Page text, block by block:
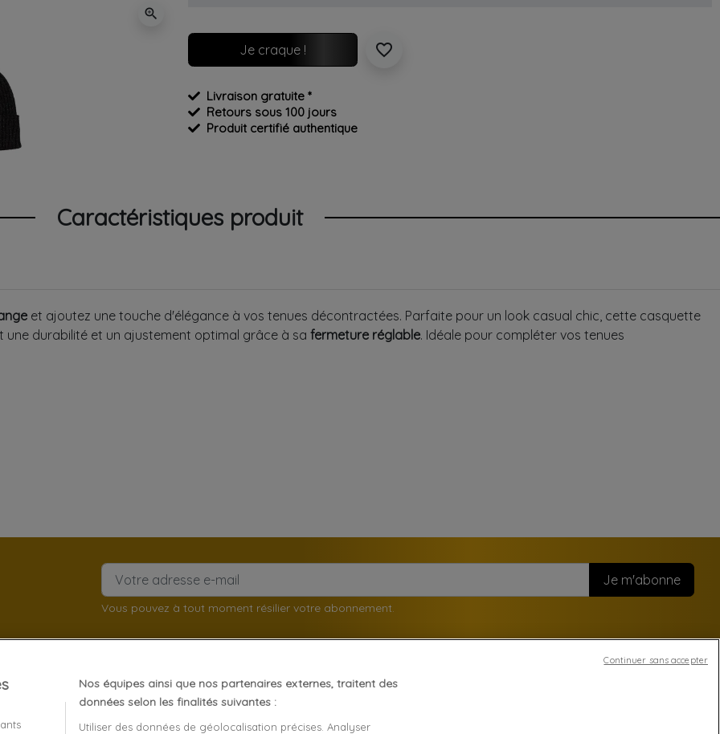
zoom_in
Je craque ! favorite_border
Livraison gratuite *
Retours sous 100 jours
Produit certifié authentique
Caractéristiques produit
et ajoutez une touche d'élégance à vos tenues décontractées. Parfaite pour un look casual chic, cette casquette
une durabilité et un ajustement optimal grâce à sa fermeture réglable. Idéale pour compléter vos tenues
Vous pouvez à tout moment résilier votre abonnement.
À propos
Nos équipes ainsi que nos partenaires externes, traitent des
données selon les finalités suivantes :
Utiliser des données de géolocalisation précises. Analyser
Continuer sans accepter